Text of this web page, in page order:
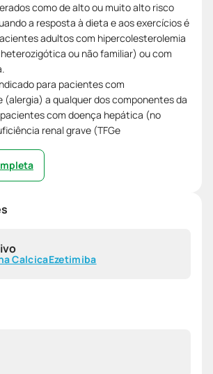
como de alto ou muito alto risco
a resposta à dieta e aos exercícios é
adultos com hipercolesterolemia
ou não familiar) ou com
para pacientes com
(alergia) a qualquer dos componentes da
com doença hepática (no
renal grave (TFGe
CalcicaEzetimiba